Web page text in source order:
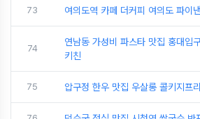
73 여의도역 카페 더커피 여의도 파이
74
연남동 가성비 파스타 맛집 홍대입
키친
75 압구정 한우 맛집 우살롱 콜키지프